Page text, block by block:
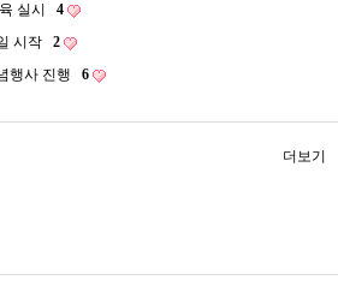
실시
4
시작
2
행사 진행
6
더보기